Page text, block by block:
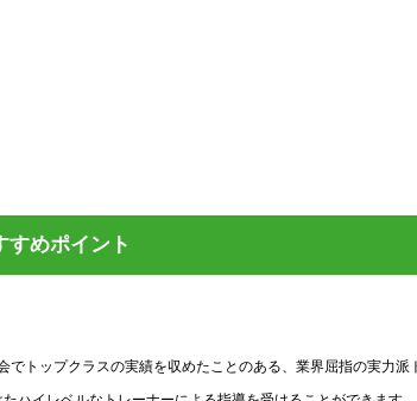
すめポイント
でトップクラスの実績を収めたことのある、業界屈指の実力